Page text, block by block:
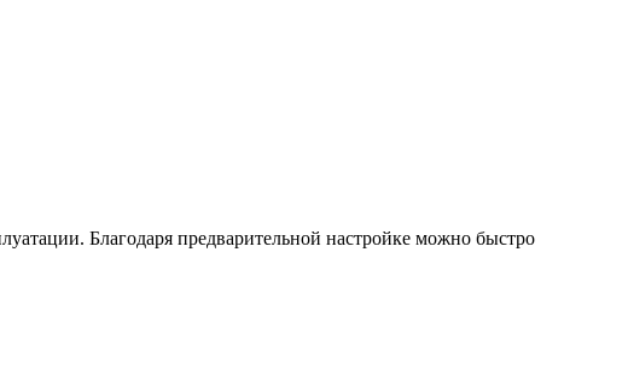
Благодаря предварительной настройке можно быстро